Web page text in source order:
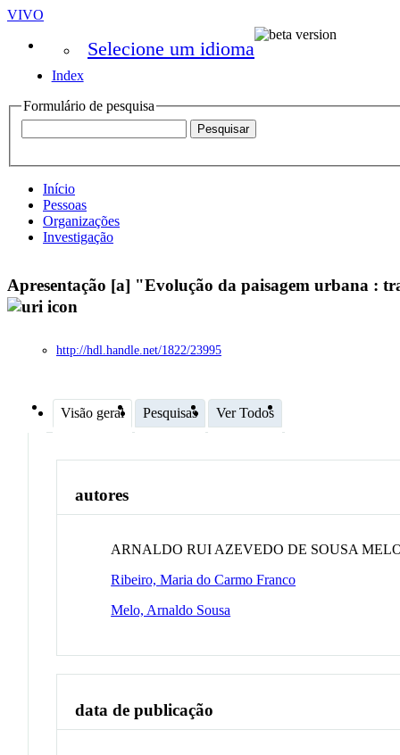
VIVO
Selecione um idioma
Index
Formulário de pesquisa
Início
Pessoas
Organizações
Investigação
Apresentação [a] "Evolução da paisagem urbana :
http://hdl.handle.net/1822/23995
Visão geral Pesquisas Ver Todos
autores
ARNALDO RUI AZEVEDO DE SOUSA
Ribeiro, Maria do Carmo Franco
Melo, Arnaldo Sousa
data de publicação